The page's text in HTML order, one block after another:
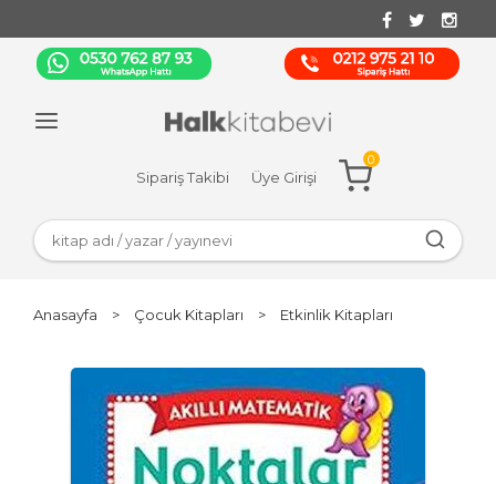
Sipariş Takibi Üye Girişi
0
Anasayfa > Çocuk Kitapları > Etkinlik Kitapları